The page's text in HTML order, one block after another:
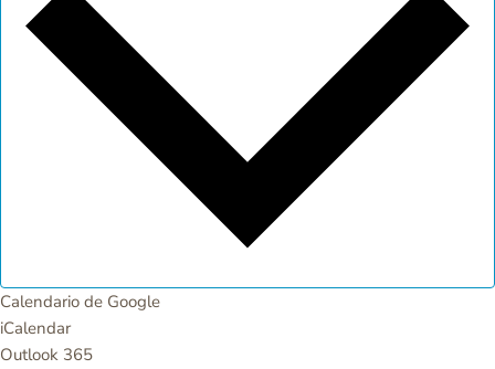
Calendario de Google
iCalendar
Outlook 365